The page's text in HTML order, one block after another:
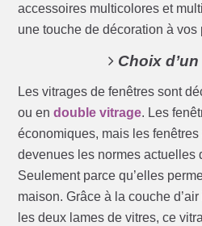
accessoires multicolores et
une touche de décoration à vos
Choix
Les vitrages de fenêtres sont
ou endouble vitrage. Les
économiques, mais les
devenues les normes actuelles
Seulement parce qu’elles
maison. Grâce à la couche
les deux lames de vitres, ce